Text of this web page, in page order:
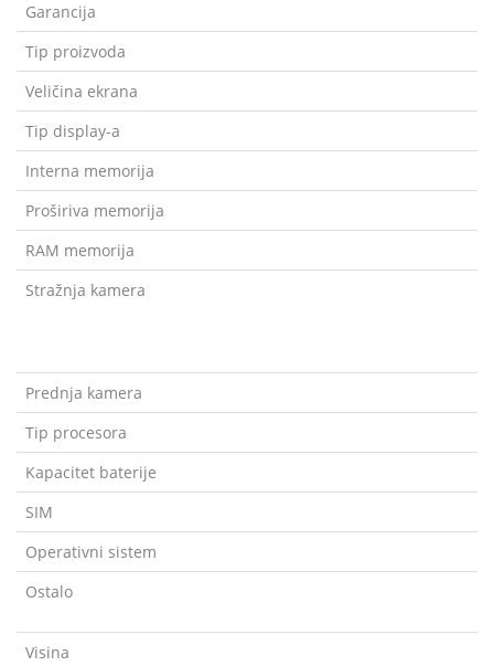
Garancija
Tip proizvoda
Veličina ekrana
Tip display-a
Interna memorija
Proširiva memorija
RAM memorija
Stražnja kamera
Prednja kamera
Tip procesora
Kapacitet baterije
SIM
Operativni sistem
Ostalo
Visina